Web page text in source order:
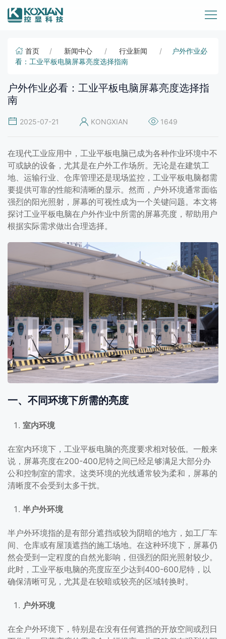
首页 新闻中心 行业新闻
户外作业必
看：工业平板电脑屏幕亮度选择指南
户外作业必看：工业平板电脑屏幕亮度选择指
南
2025-07-21 KONGXIAN 1649
在现代工业应用中，工业平板电脑已成为各种作业环境中不
可或缺的设备，尤其是在户外工作场所。无论是在建筑工
地、运输行业、仓库管理还是现场监控，工业平板电脑都需
要提供可靠的性能和清晰的显示。然而，户外环境通常面临
强烈的阳光照射，屏幕的可视性成为一个关键问题。本文将
探讨工业平板电脑在户外作业中所需的屏幕亮度，帮助用户
根据实际需求做出合理选择。
一、不同环境下所需的亮度
室内环境
在室内环境下，工业平板电脑的亮度要求相对较低。一般来
说，屏幕亮度在200-400尼特之间已经足够满足大部分办
公和控制室的需求。这类环境的光线通常较为柔和，屏幕的
清晰度不会受到太多干扰。
半户外环境
半户外环境指的是有部分遮挡或较为阴暗的地方，如工厂车
间、仓库或有屋顶遮挡的施工场地。在这种环境下，屏幕仍
然会受到一定程度的自然光影响，但强烈的阳光照射较少。
此时，工业平板电脑的亮度应至少达到400-600尼特，以
确保清晰可见，尤其是在较暗或较亮的区域转换时。
户外环境
在全户外环境下，特别是在没有任何遮挡的开放空间或烈日